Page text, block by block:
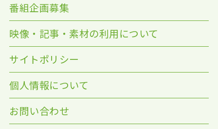
番組企画募集
映像・記事・素材の利用について
サイトポリシー
個人情報について
お問い合わせ